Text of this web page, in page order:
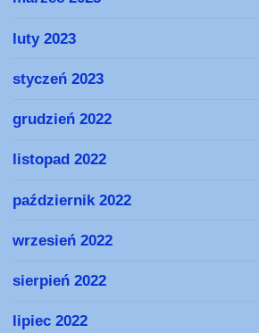
luty 2023
styczeń 2023
grudzień 2022
listopad 2022
październik 2022
wrzesień 2022
sierpień 2022
lipiec 2022